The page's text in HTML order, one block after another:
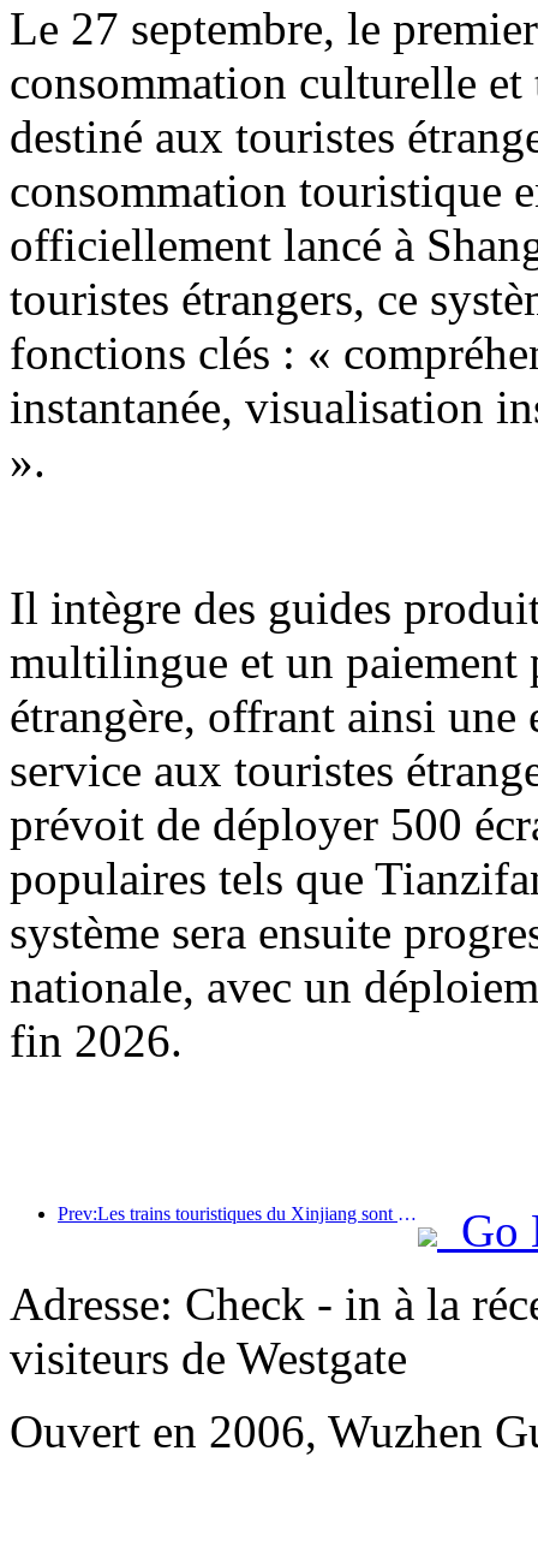
Le 27 septembre, le
consommation culturelle
destiné aux touristes
consommation touristique
officiellement lancé à
touristes étrangers, ce
fonctions clés : «
instantanée, visualisation
».
Il intègre des guides
multilingue et un paiement
étrangère, offrant ainsi
service aux touristes
prévoit de déployer 500
populaires tels que
système sera ensuite
nationale, avec un
fin 2026.
Prev:Les trains touristiques du Xinjiang sont en plein essor, stimulant l'économie culturelle et touristique
Go
Adresse: Check - in à la
visiteurs de Westgate
Ouvert en 2006, Wuzhen